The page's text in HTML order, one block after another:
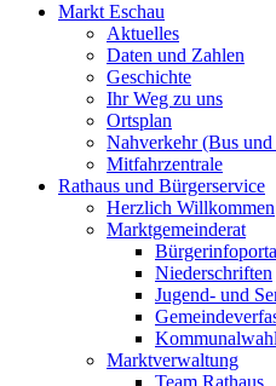
Markt Eschau
Aktuelles
Daten und Zahlen
Geschichte
Ihr Weg zu uns
Ortsplan
Nahverkehr (Bus
Mitfahrzentrale
Rathaus und Bürgerservice
Herzlich Willkommen
Marktgemeinderat
Niederschriften
Jugend- und
Marktverwaltung
Team Rathaus